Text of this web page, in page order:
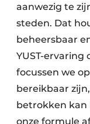
aanwezig te
steden. Dat
beheersbaar
YUST-
focussen we
bereikbaar
betrokken kan
onze formule